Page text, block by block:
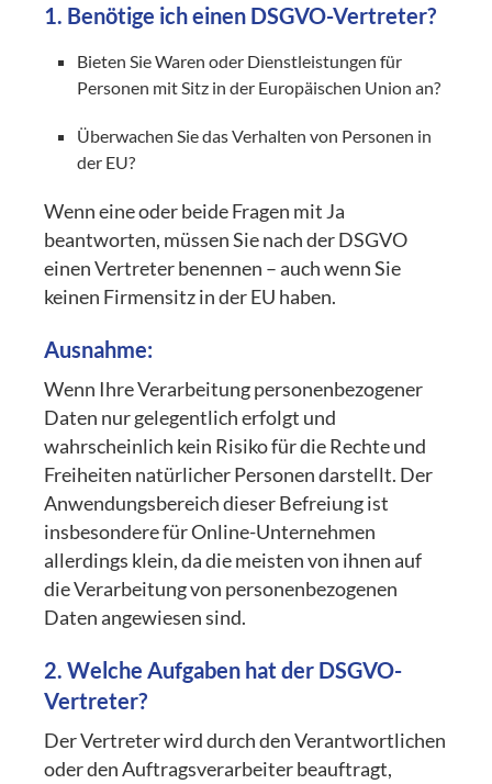
1. Benötige ich einen DSGVO-Vertreter?
Bieten Sie Waren oder Dienstleistungen für
Personen mit Sitz in der Europäischen Union an?
Überwachen Sie das Verhalten von Personen in
der EU?
Wenn eine oder beide Fragen mit Ja
beantworten, müssen Sie nach der DSGVO
einen Vertreter benennen – auch wenn Sie
keinen Firmensitz in der EU haben.
Ausnahme:
Wenn Ihre Verarbeitung personenbezogener
Daten nur gelegentlich erfolgt und
wahrscheinlich kein Risiko für die Rechte und
Freiheiten natürlicher Personen darstellt. Der
Anwendungsbereich dieser Befreiung ist
insbesondere für Online-Unternehmen
allerdings klein, da die meisten von ihnen auf
die Verarbeitung von personenbezogenen
Daten angewiesen sind.
2. Welche Aufgaben hat der DSGVO-
Vertreter?
Der Vertreter wird durch den Verantwortlichen
oder den Auftragsverarbeiter beauftragt,